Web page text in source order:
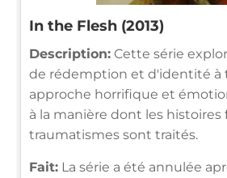
In the Flesh (2013)
Description: Cette série
de rédemption et d'identité à
approche horrifique et
à la manière dont les histoires
traumatismes sont traités.
Fait: La série a été annulée